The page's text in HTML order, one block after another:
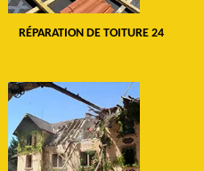
RÉPARATION DE TOITURE 24